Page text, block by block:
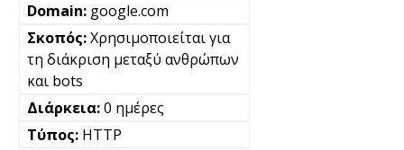
google.com
Χρησιμοποιείται για
τη διάκριση μεταξύ ανθρώπων
και bots
0 ημέρες
HTTP